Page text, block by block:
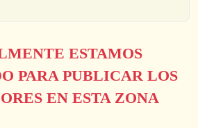
ESTAMOS
PARA PUBLICAR LOS
EN ESTA ZONA